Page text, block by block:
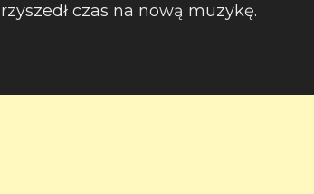
czas na nową muzykę.